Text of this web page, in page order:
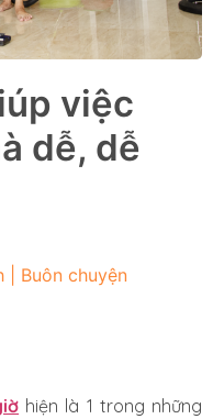
việc
dễ, dễ
| Buôn chuyện
hiện là 1 trong những